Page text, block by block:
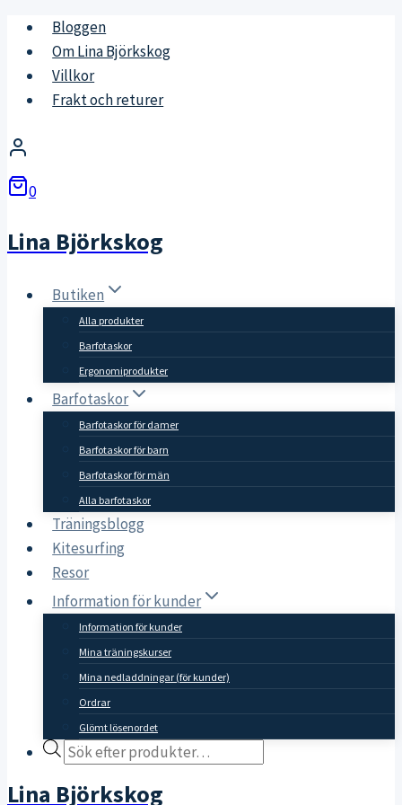
Skip
content
Bloggen
Om Lina Björkskog
Villkor
Frakt och returer
0
Lina Björkskog
Butiken
Alla produkter
Barfotaskor
Ergonomiprodukter
Barfotaskor
Barfotaskor för damer
Barfotaskor för barn
Barfotaskor för män
Alla barfotaskor
Träningsblogg
Kitesurfing
Resor
Information för kunder
Information för kunder
Mina träningskurser
Mina nedladdningar (för kunder)
Ordrar
Glömt lösenordet
Products
Lina Björkskog